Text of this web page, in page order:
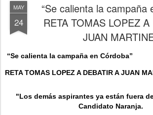
MAY
24
“Se calienta la campaña
RETA TOMAS LOPEZ
JUAN
“Se calienta la campaña en Córdoba”
RETA TOMAS LOPEZ A DEBATIR A JUAN
"Los demás aspirantes ya están fuera
Candidato Naranja.